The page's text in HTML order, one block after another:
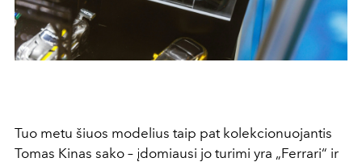
Tuo metu šiuos modelius taip pat kolekcionuojantis
Tomas Kinas sako – įdomiausi jo turimi yra „Ferrari“ ir